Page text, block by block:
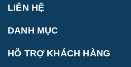
LIÊN HỆ
DANH MỤC
HỖ TRỢ KHÁCH HÀNG